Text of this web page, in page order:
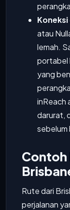
atau
lemah.
portabel
yang
inReach
darurat,
sebelum
Contoh
Rute dari
perjalanan